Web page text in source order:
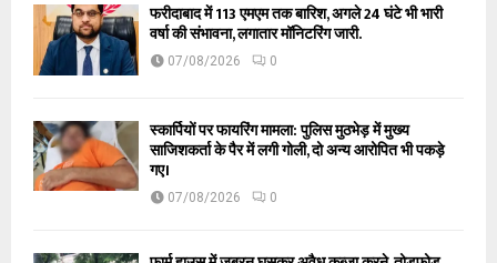
फरीदाबाद में 113 एमएम तक बारिश, अगले 24 घंटे भी भारी
वर्षा की संभावना, लगातार मॉनिटरिंग जारी.
07/08/2026 0
स्कार्पियों पर फायरिंग मामला: पुलिस मुठभेड़ में मुख्य
साजिशकर्ता के पैर में लगी गोली, दो अन्य आरोपित भी पकड़े
गए।
07/08/2026 0